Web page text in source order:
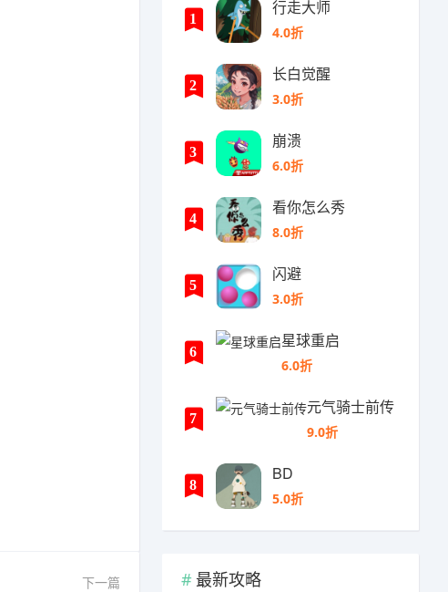
下一篇
1
行走大师
4.0折
2
长白觉醒
3.0折
3
崩溃
6.0折
4
看你怎么秀
8.0折
5
闪避
3.0折
6
星球重启
6.0折
7
元气骑士前传
9.0折
8
BD
5.0折
最新攻略